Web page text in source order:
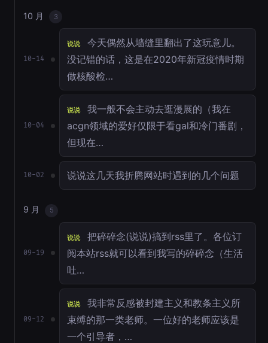
10 月 3
10-14
说说
今天偶然从墙缝里翻出了这玩意儿。
没记错的话，这是在2020年新冠疫情时期
做核酸检…
10-04
说说
我一般不会主动去逛漫展的（我在
acgn领域的爱好仅限于看gal和冷门番剧，
但现在…
10-02 说说这几天我折腾网站时遇到的几个问题
9 月 5
09-19
说说
把碎碎念(说说)搞到rss里了。各位订
阅本站rss就可以看到我写的碎碎念（生活
吐…
09-12
说说
我非常反感被封建主义和教条主义所
束缚的那一类老师。一位好的老师应该是
一个引导者，…